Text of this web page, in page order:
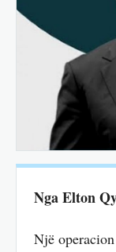
Nga Elton
Një